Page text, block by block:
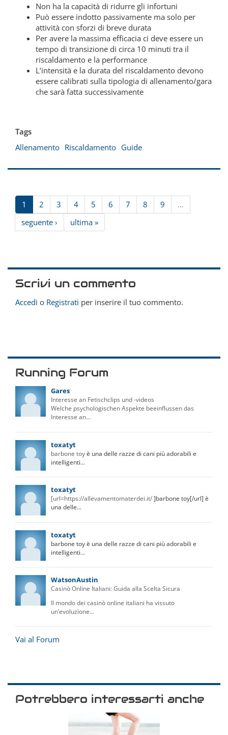
Non ha la capacità di ridurre gli infortuni
Può essere indotto passivamente ma solo per
attività con sforzi di breve durata
Per avere la massima efficacia ci deve essere un
tempo di transizione di circa 10 minuti tra il
riscaldamento e la performance
L’intensità e la durata del riscaldamento devono
essere calibrati sulla tipologia di allenamento/gara
che sarà fatta successivamente
Tags
Allenamento Riscaldamento Guide
1 2 3 4 5 6 7 8 9
…
seguente ›
ultima »
Scrivi un commento
Accedi o Registrati per inserire il tuo commento.
Running Forum
Gares
Interesse an Fetischclips und -videos
Welche psychologischen Aspekte beeinflussen das
Interesse an...
toxatyt
barbone toyè una delle razze di cani più adorabili e
intelligenti...
toxatyt
[url=https://allevamentomaterdei.it/]barbone toy[/url] è
una delle...
toxatyt
barbone toy è una delle razze di cani più adorabili e
intelligenti...
WatsonAustin
Casinò Online Italiani: Guida alla Scelta Sicura
Il mondo dei casinò online italiani ha vissuto
un’evoluzione...
Vai al Forum
Potrebbero interessarti anche